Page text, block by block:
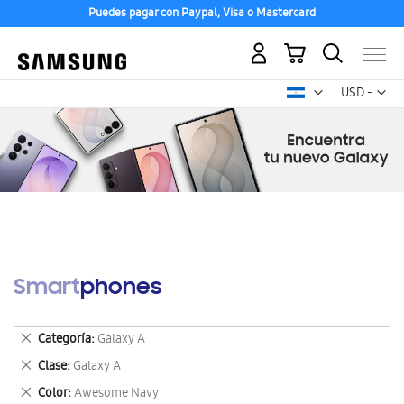
Puedes pagar con Paypal, Visa o Mastercard
USD -
dólar
Mi carrito
Smartphones
Categoría Galaxy A
Eliminar
este
artículo
Clase Galaxy A
Eliminar
este
Color Awesome Navy
Eliminar